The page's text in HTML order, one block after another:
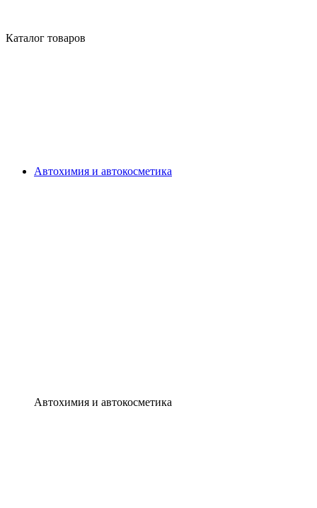
Каталог товаров
Автохимия и автокосметика
Автохимия и автокосметика